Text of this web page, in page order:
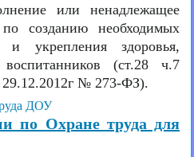
или ненадлежащее
созданию необходимых
укрепления здоровья,
(ст.28 ч.7
29.12.2012г № 273-ФЗ).
по Охране труда для